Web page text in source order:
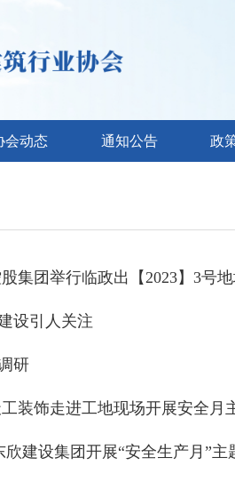
会动态 通知公告 政
团举行临政出【2023】3号
设引人关注
研
装饰走进工地现场开展安全月
建设集团开展“安全生产月”主